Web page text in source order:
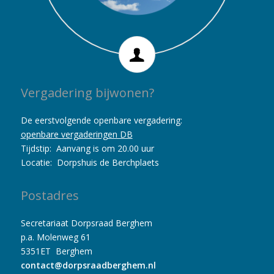
Vergadering bijwonen?
De eerstvolgende openbare vergadering:
openbare vergaderingen DB
Tijdstip: Aanvang is om 20.00 uur
Locatie: Dorpshuis de Berchplaets
Postadres
Secretariaat Dorpsraad Berghem
p.a. Molenweg 61
5351ET Berghem
contact@dorpsraadberghem.nl